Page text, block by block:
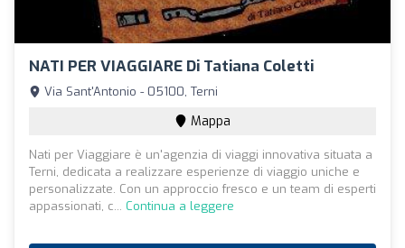
NATI PER VIAGGIARE Di Tatiana Coletti
Via Sant'Antonio - 05100, Terni
Mappa
Nati per Viaggiare è un'agenzia di viaggi innovativa situata a
Terni, dedicata a realizzare esperienze di viaggio uniche e
personalizzate. Con un approccio fresco e un team di esperti
appassionati, c... Continua a leggere